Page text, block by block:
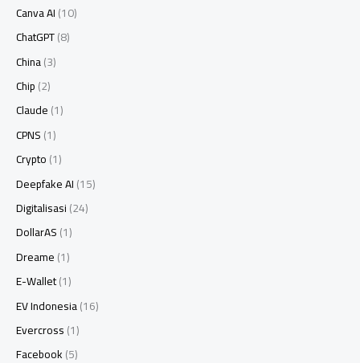
Canva AI(10)
ChatGPT(8)
China(3)
Chip(2)
Claude(1)
CPNS(1)
Crypto(1)
Deepfake AI(15)
Digitalisasi(24)
DollarAS(1)
Dreame(1)
E-Wallet(1)
EV Indonesia(16)
Evercross(1)
Facebook(5)